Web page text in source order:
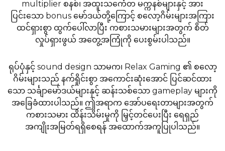
multiplier စနစ်၊ အထူးသင်္ကေတ မက္ကနစ်များနှင့် အား
ပြင်းသော bonus မော်ဒယ်တို့ကြောင့် စလော့ဂိမ်းများအကြား
ထင်ရှားစွာ ထွက်ပေါ်လာပြီး ကစားသမားများအတွက် စိတ်
လှုပ်ရှားဖွယ် အတွေ့အကြုံကို ပေးစွမ်းပါသည်။
ရုပ်ပုံနှင့် sound design သာမက၊ Relax Gaming ၏ စလော့
ဂိမ်းများသည် နက်ရှိုင်းစွာ အကောင်းဆုံးအောင် ပြင်ဆင်ထား
သော သင်္ချာမော်ဒယ်များနှင့် ဆန်းသစ်သော gameplay များကို
အခြေခံထားပါသည်။ ဤအရာက အော်ပရေးတာများအတွက်
ကစားသမား ထိန်းသိမ်းမှုကို မြှင့်တင်ပေးပြီး ရေရှည်
အကျိုးအမြတ်ရရှိစေရန် အထောက်အကူပြုပါသည်။